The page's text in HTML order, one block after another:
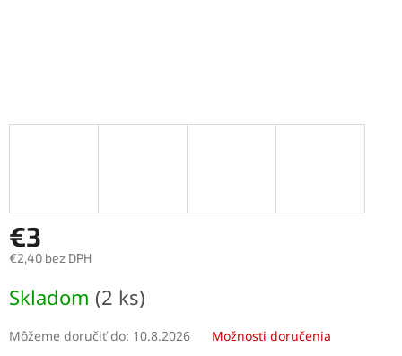
€3
€2,40 bez DPH
cena:
Skladom (2 ks)
Môžeme doručiť do: 10.8.2026 Možnosti doručenia